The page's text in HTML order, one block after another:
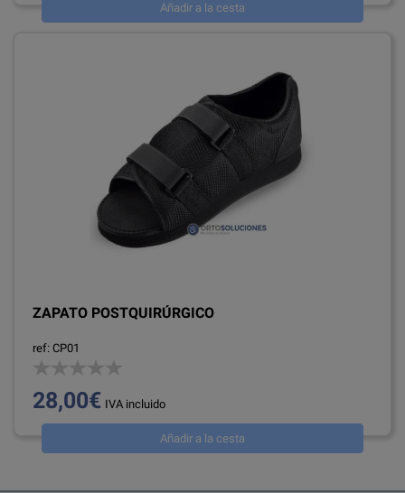
Añadir a la cesta
ZAPATO POSTQUIRÚRGICO
ref: CP01
28,00€ IVA incluido
Añadir a la cesta